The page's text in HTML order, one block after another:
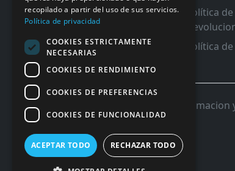
Política de
Política
© 2026 InforSystem Programacion
recopilado a partir del uso de sus servicios.
Política de privacidad
COOKIES ESTRICTAMENTE
NECESARIAS
COOKIES DE RENDIMIENTO
COOKIES DE PREFERENCIAS
COOKIES DE FUNCIONALIDAD
ACEPTAR TODO RECHAZAR TODO